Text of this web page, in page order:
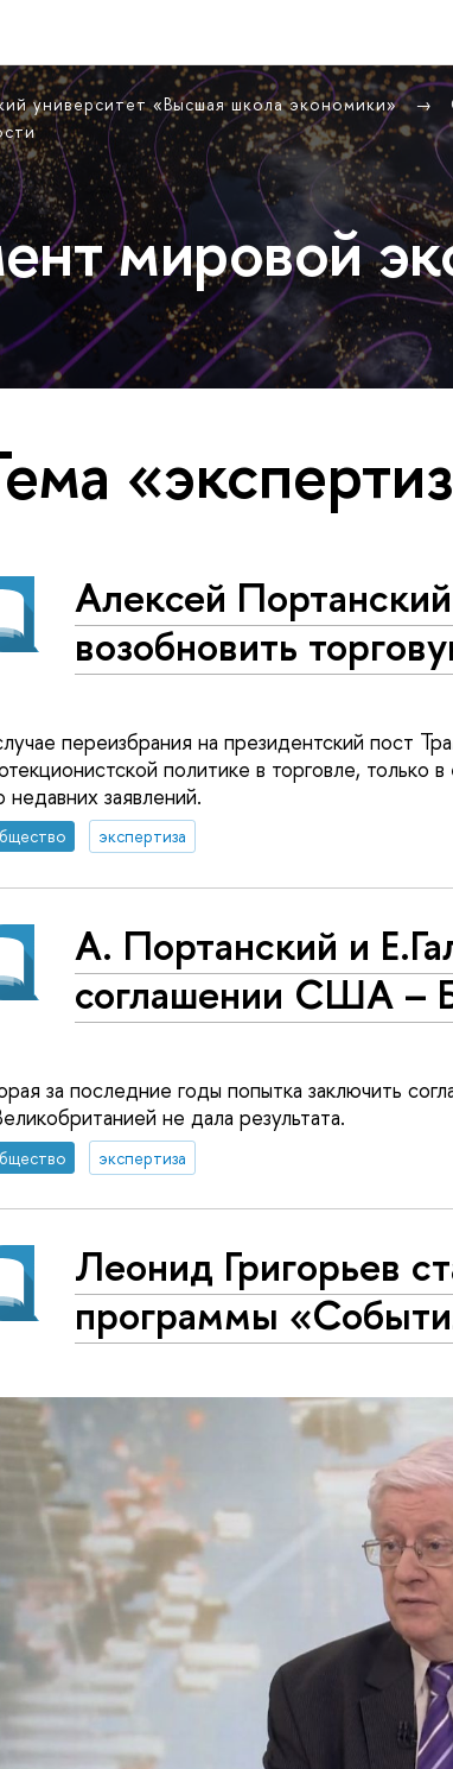
университет «Высшая школа экономики»
мировой
Алексей
возобновить
переизбрания на президентский пост
политике в торговле,
недавних заявлений.
экспертиза
А. Портанский и
соглашении США –
за последние годы попытка заключить
не дала результата.
экспертиза
Леонид Григорьев
программы